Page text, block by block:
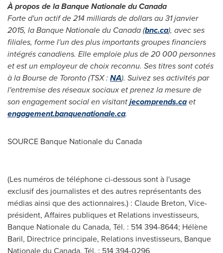
À propos de la Banque Nationale duCanada
Forte d'un actif de 214 milliards de dollars au 31 janvier
2015, la Banque Nationale du Canada(bnc.ca), avec ses
filiales, forme l'un des plus importants groupes financiers
intégrés canadiens. Elle emploie plus de 20 000 personnes
et est un employeur de choix reconnu. Ses titres sont cotés
à la Bourse de Toronto(TSX :NA). Suivez ses activités par
l'entremise des réseaux sociaux et prenez la mesure de
son engagement social en visitantjecomprends.caet
engagement.banquenationale.ca.
SOURCE Banque Nationale du Canada
(Les numéros de téléphone ci-dessous sont à l'usage
exclusif des journalistes et des autres représentants des
médias ainsi que des actionnaires.) : Claude Breton, Vice-
président, Affaires publiques et Relations investisseurs,
Banque Nationale du Canada, Tél. : 514 394-8644; Hélène
Baril, Directrice principale, Relations investisseurs, Banque